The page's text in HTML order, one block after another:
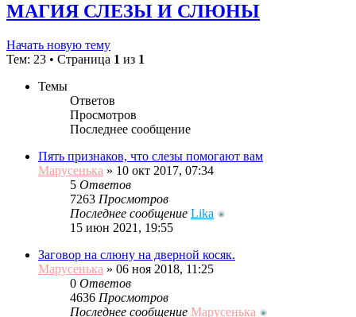
МАГИЯ СЛЕЗЫ И СЛЮНЫ
Начать новую тему
Тем: 23 • Страница 1 из 1
Темы
Ответов
Просмотров
Последнее сообщение
Пять признаков, что слезы помогают вам
Марусенька » 10 окт 2017, 07:34
5 Ответов
7263 Просмотров
Последнее сообщение Lika
15 июн 2021, 19:55
Заговор на слюну на дверной косяк.
Марусенька » 06 ноя 2018, 11:25
0 Ответов
4636 Просмотров
Последнее сообщение Марусенька